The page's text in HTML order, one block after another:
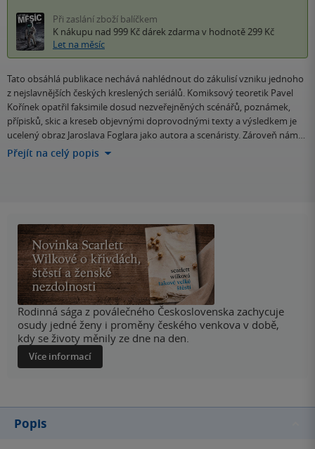
Při zaslání zboží balíčkem
K nákupu nad 999 Kč dárek zdarma v hodnotě 299 Kč
Let na měsíc
Tato obsáhlá publikace nechává nahlédnout do zákulisí vzniku jednoho
z nejslavnějších českých kreslených seriálů. Komiksový teoretik Pavel
Kořínek opatřil faksimile dosud nezveřejněných scénářů, poznámek,
přípisků, skic a kreseb objevnými doprovodnými texty a výsledkem je
ucelený obraz Jaroslava Foglara jako autora a scenáristy. Zároveň nám…
Přejít na celý popis
Rodinná sága z poválečného Československa zachycuje
osudy jedné ženy i proměny českého venkova v době,
kdy se životy měnily ze dne na den.
Více informací
Popis